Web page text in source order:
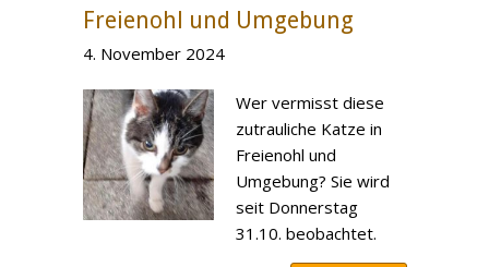
Freienohl und Umgebung
4. November 2024
Wer vermisst diese
zutrauliche Katze in
Freienohl und
Umgebung? Sie wird
seit Donnerstag
31.10. beobachtet.